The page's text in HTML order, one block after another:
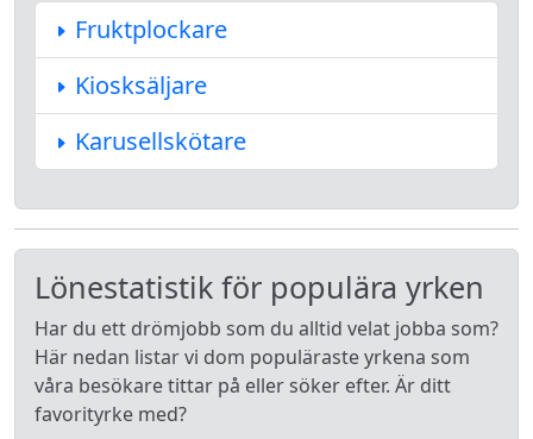
Fruktplockare
Kiosksäljare
Karusellskötare
Lönestatistik för populära yrken
Har du ett drömjobb som du alltid velat jobba som?
Här nedan listar vi dom populäraste yrkena som
våra besökare tittar på eller söker efter. Är ditt
favorityrke med?